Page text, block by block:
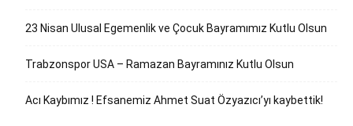
23 Nisan Ulusal Egemenlik ve Çocuk Bayramımız Kutlu Olsun
Trabzonspor USA – Ramazan Bayramınız Kutlu Olsun
Acı Kaybımız ! Efsanemiz Ahmet Suat Özyazıcı’yı kaybettik!